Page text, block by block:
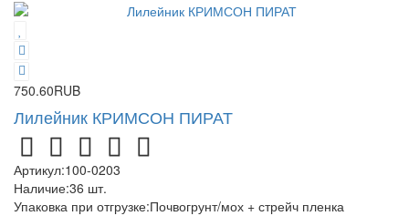
750.60RUB
Лилейник КРИМСОН ПИРАТ
Артикул:100-0203
Наличие:36 шт.
Упаковка при отгрузке:Почвогрунт/мох + стрейч пленка